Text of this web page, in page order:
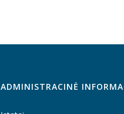
ADMINISTRACINĖ